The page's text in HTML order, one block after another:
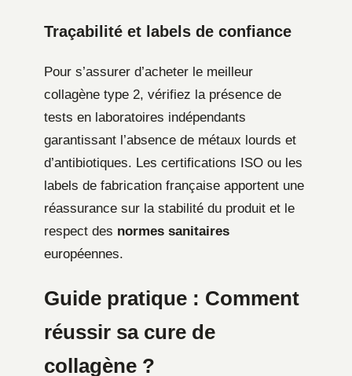
Traçabilité et labels de confiance
Pour s’assurer d’acheter le meilleur
collagène type 2, vérifiez la présence de
tests en laboratoires indépendants
garantissant l’absence de métaux lourds et
d’antibiotiques. Les certifications ISO ou les
labels de fabrication française apportent une
réassurance sur la stabilité du produit et le
respect des normes sanitaires
européennes.
Guide pratique : Comment
réussir sa cure de
collagène ?